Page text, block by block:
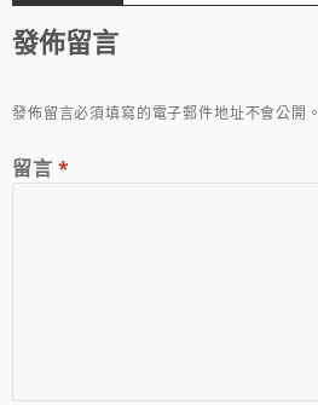
發佈留言
發佈留言必須填寫的電子郵件地址不會公開。
留言 *